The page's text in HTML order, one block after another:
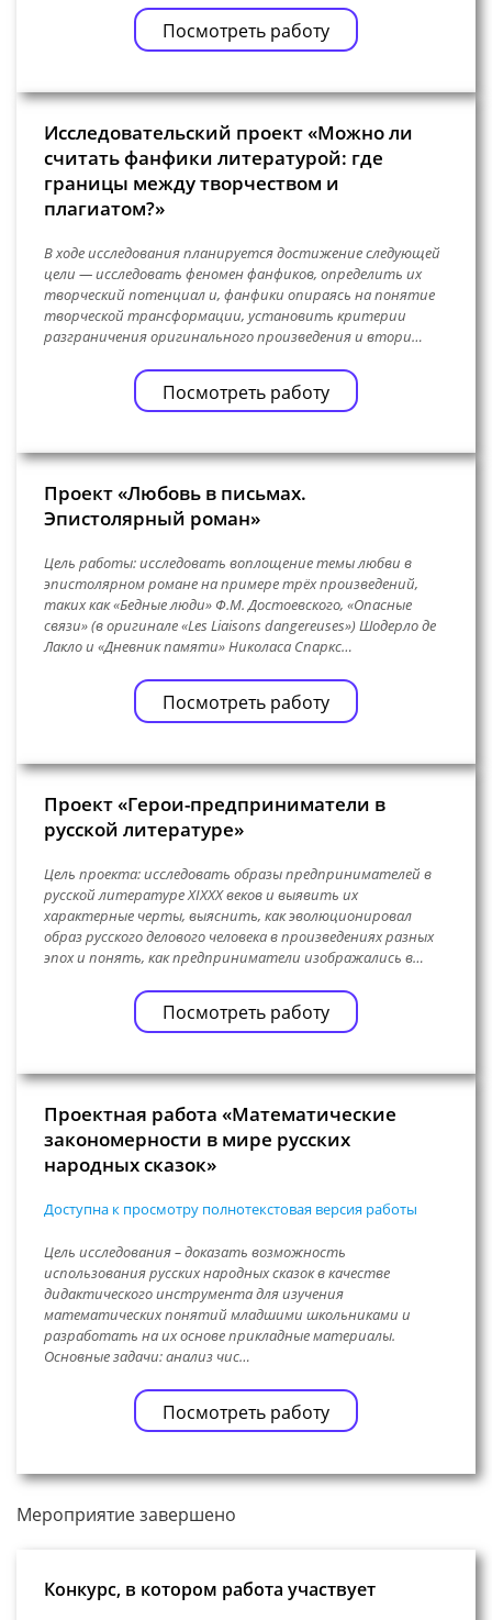
Посмотреть работу
Исследовательский проект «Можно ли
считать фанфики литературой: где
границы между творчеством и
плагиатом?»
В ходе исследования планируется достижение следующей
цели — исследовать феномен фанфиков, определить их
творческий потенциал и, фанфики опираясь на понятие
творческой трансформации, установить критерии
разграничения оригинального произведения и втори…
Посмотреть работу
Проект «Любовь в письмах.
Эпистолярный роман»
Цель работы: исследовать воплощение темы любви в
эпистолярном романе на примере трёх произведений,
таких как «Бедные люди» Ф.М. Достоевского, «Опасные
связи» (в оригинале «Les Liaisons dangereuses») Шодерло де
Лакло и «Дневник памяти» Николаса Спаркс…
Посмотреть работу
Проект «Герои-предприниматели в
русской литературе»
Цель проекта: исследовать образы предпринимателей в
русской литературе XIXXX веков и выявить их
характерные черты, выяснить, как эволюционировал
образ русского делового человека в произведениях разных
эпох и понять, как предприниматели изображались в…
Посмотреть работу
Проектная работа «Математические
закономерности в мире русских
народных сказок»
Доступна к просмотру полнотекстовая версия работы
Цель исследования – доказать возможность
использования русских народных сказок в качестве
дидактического инструмента для изучения
математических понятий младшими школьниками и
разработать на их основе прикладные материалы.
Основные задачи: анализ чис…
Посмотреть работу
Мероприятие завершено
Конкурс, в котором работа участвует